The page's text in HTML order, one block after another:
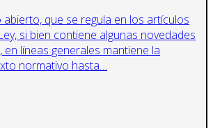
abierto, que se regula en los artículos
si bien contiene algunas novedades
en líneas generales mantiene la
normativo hasta…